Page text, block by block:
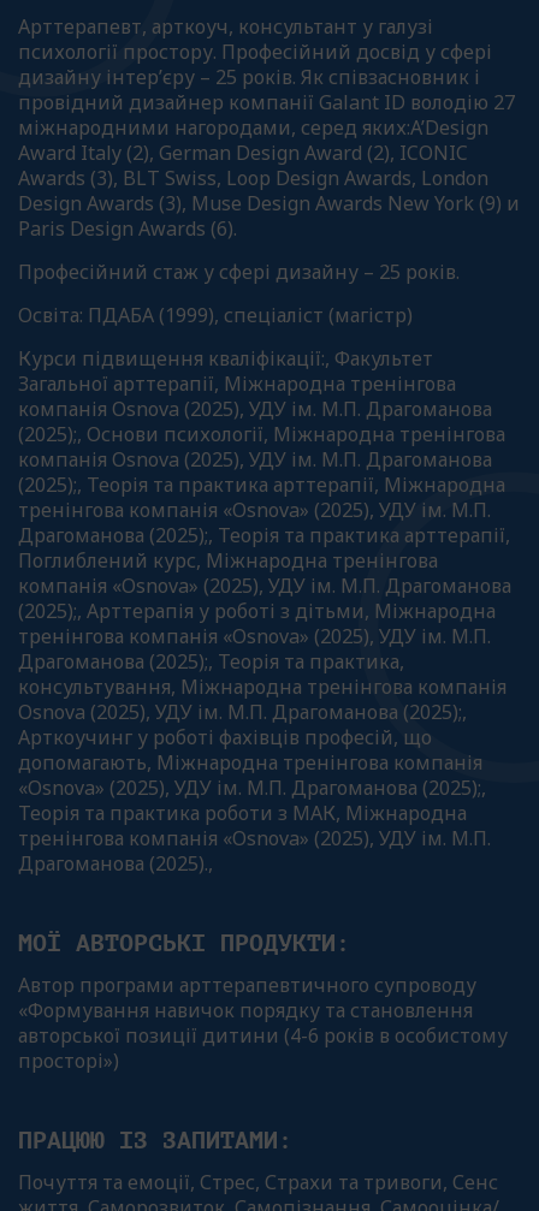
Арттерапевт, арткоуч, консультант у галузі
психології простору. Професійний досвід у сфері
дизайну інтер’єру – 25 років. Як співзасновник і
провідний дизайнер компанії Galant ID володію 27
міжнародними нагородами, серед яких:A’Design
Award Italy (2), German Design Award (2), ICONIC
Awards (3), BLT Swiss, Loop Design Awards, London
Design Awards (3), Muse Design Awards New York (9) и
Paris Design Awards (6).
Професійний стаж у сфері дизайну – 25 років.
Освіта: ПДАБА (1999), спеціаліст (магістр)
Курси підвищення кваліфікації:, Факультет
Загальної арттерапії, Міжнародна тренінгова
компанія Osnova (2025), УДУ ім. М.П. Драгоманова
(2025);, Основи психології, Міжнародна тренінгова
компанія Osnova (2025), УДУ ім. М.П. Драгоманова
(2025);, Теорія та практика арттерапії, Міжнародна
тренінгова компанія «Osnova» (2025), УДУ ім. М.П.
Драгоманова (2025);, Теорія та практика арттерапії,
Поглиблений курс, Міжнародна тренінгова
компанія «Osnova» (2025), УДУ ім. М.П. Драгоманова
(2025);, Арттерапія у роботі з дітьми, Міжнародна
тренінгова компанія «Osnova» (2025), УДУ ім. М.П.
Драгоманова (2025);, Теорія та практика,
консультування, Міжнародна тренінгова компанія
Osnova (2025), УДУ ім. М.П. Драгоманова (2025);,
Арткоучинг у роботі фахівців професій, що
допомагають, Міжнародна тренінгова компанія
«Osnova» (2025), УДУ ім. М.П. Драгоманова (2025);,
Теорія та практика роботи з МАК, Міжнародна
тренінгова компанія «Osnova» (2025), УДУ ім. М.П.
Драгоманова (2025).,
МОЇ АВТОРСЬКІ ПРОДУКТИ:
Автор програми арттерапевтичного супроводу
«Формування навичок порядку та становлення
авторської позиції дитини (4-6 років в особистому
просторі»)
ПРАЦЮЮ ІЗ ЗАПИТАМИ:
Почуття та емоції, Стрес, Страхи та тривоги, Сенс